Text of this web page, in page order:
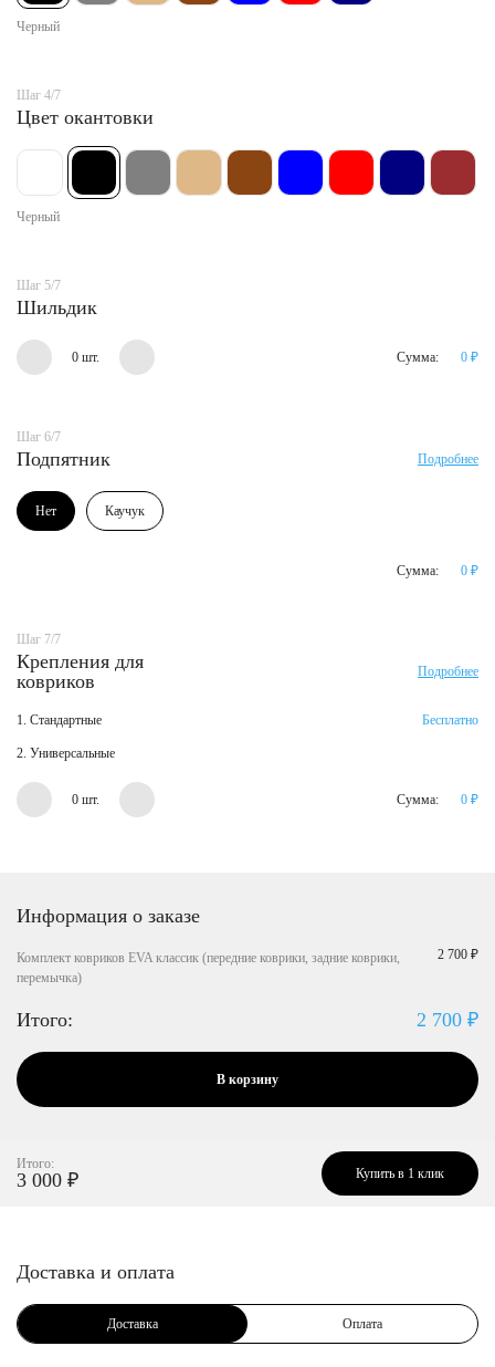
Черный
Шаг 4/7
Цвет окантовки
Черный
Шаг 5/7
Шильдик
0 шт. Сумма: 0 ₽
Шаг 6/7
Подпятник Подробнее
Нет Каучук
Сумма: 0 ₽
Шаг 7/7
Крепления для
ковриков
Подробнее
1. Стандартные Бесплатно
2. Универсальные
0 шт. Сумма: 0 ₽
Информация о заказе
Комплект ковриков EVA классик (передние коврики, задние коврики,
перемычка)
2 700 ₽
Итого: 2 700 ₽
В корзину
Итого:
3 000 ₽ Купить в 1 клик
Доставка и оплата
Доставка Оплата